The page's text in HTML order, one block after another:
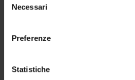
modificare o revocare il proprio
momento dalla Dichiarazione sui
raccogliere informazioni
delNecessari
Preferenze
Statistiche
CORSI DI STUDIO
SUPERIORE